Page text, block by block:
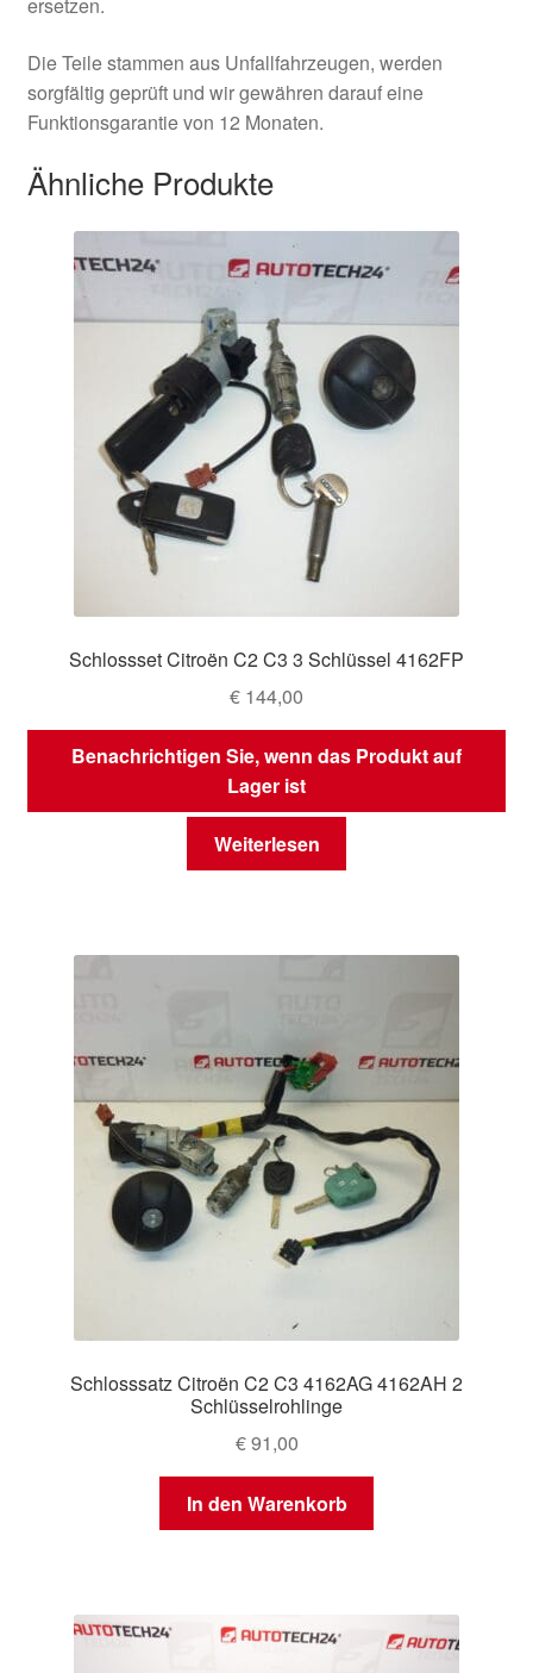
Die Teile stammen aus Unfallfahrzeugen, werden
sorgfältig geprüft und wir gewähren darauf eine
Funktionsgarantie von 12 Monaten.
Ähnliche Produkte
Schlossset Citroën C2 C3 3 Schlüssel 4162FP
€ 144,00
Benachrichtigen Sie, wenn das Produkt auf
Lager ist
Weiterlesen
Schlosssatz Citroën C2 C3 4162AG 4162AH 2
Schlüsselrohlinge
€91,00
In den Warenkorb